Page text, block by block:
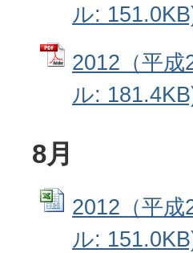
ル:
2012（平
ル:
8月
2012（平
ル: